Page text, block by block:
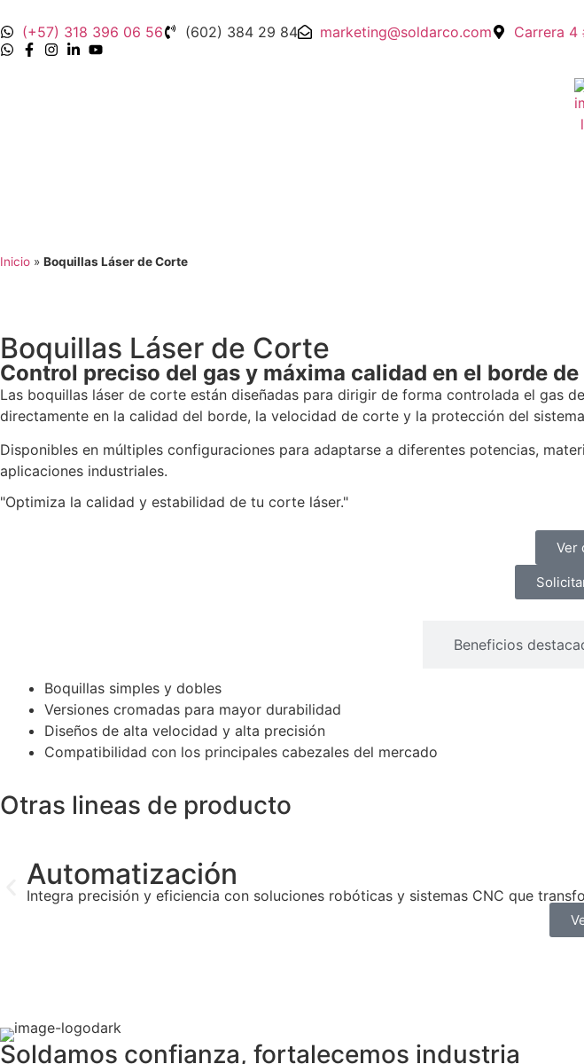
(+57) 318 396 06 56 (602) 384 29 84 marketing@soldarco.com Carrera 4
Inicio » Boquillas Láser de Corte
Boquillas Láser de Corte
Control preciso del gas y máxima calidad en el borde
Las boquillas láser de corte están diseñadas para dirigir de forma controlada el gas
directamente en la calidad del borde, la velocidad de corte y la protección del
Disponibles en múltiples configuraciones para adaptarse a diferentes potencias,
aplicaciones industriales.
"Optimiza la calidad y estabilidad de tu corte láser."
Ver
Beneficios
Boquillas simples y dobles
Versiones cromadas para mayor durabilidad
Diseños de alta velocidad y alta precisión
Compatibilidad con los principales cabezales del mercado
Otras lineas de producto
Automatización
Integra precisión y eficiencia con soluciones robóticas y sistemas CNC que
Soldamos confianza, fortalecemos industria